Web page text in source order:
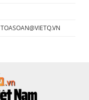
TOASOAN@VIETQ.VN